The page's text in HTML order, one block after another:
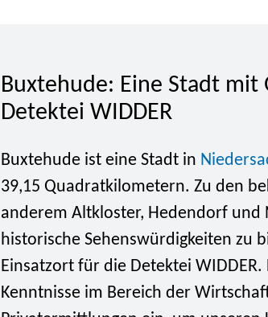
Buxtehude: Eine Stadt mit
Detektei WIDDER
Buxtehude ist eine Stadt in
39,15 Quadratkilometern. Zu den
anderem Altkloster, Hedendorf
historische Sehenswürdigkeiten zu
Einsatzort für die Detektei
Kenntnisse im Bereich der